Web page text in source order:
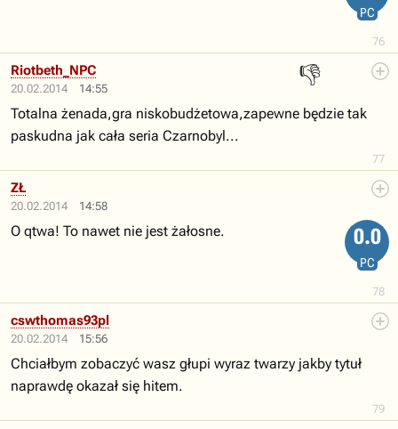
76
PC
20.02.2014 14:55
👎
77
Riotbeth_NPC
Totalna żenada,gra niskobudżetowa,zapewne będzie tak
paskudna jak cała seria Czarnobyl...
20.02.2014 14:58
78
ZŁ
0.0
PC
O qtwa! To nawet nie jest żałosne.
20.02.2014 15:56
79
cswthomas93pl
Chciałbym zobaczyć wasz głupi wyraz twarzy jakby tytuł
naprawdę okazał się hitem.